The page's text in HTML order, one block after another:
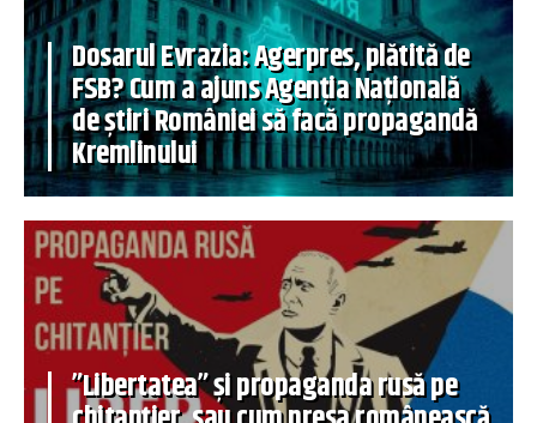
Dosarul Evrazia: Agerpres, plătită de
FSB? Cum a ajuns Agenția Națională
de știri României să facă propagandă
Kremlinului
”Libertatea” și propaganda rusă pe